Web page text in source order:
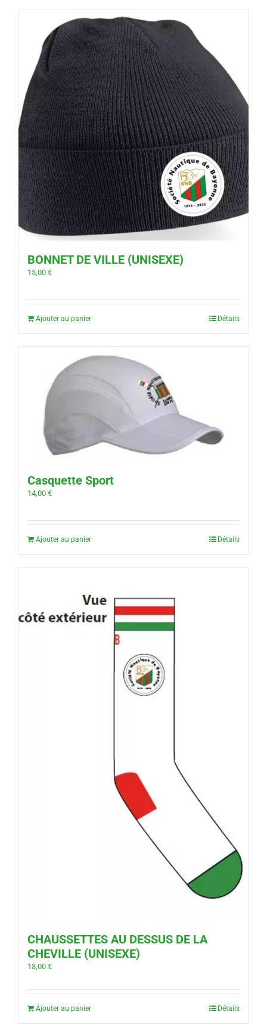
BONNET DE VILLE (UNISEXE)
15,00 €
Ajouter au panier Détails
Casquette Sport
14,00 €
Ajouter au panier Détails
CHAUSSETTES AU DESSUS DE LA
CHEVILLE (UNISEXE)
13,00 €
Ajouter au panier Détails